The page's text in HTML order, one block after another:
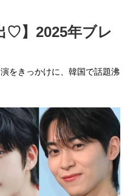
♡】2025年ブレ
をきっかけに、韓国で話題沸